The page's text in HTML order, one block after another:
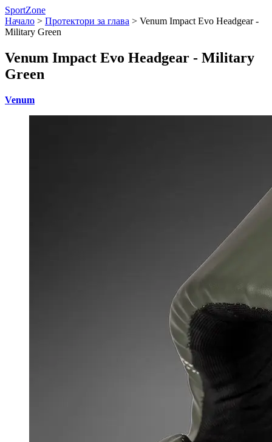
SportZone
Начало > Протектори за глава > Venum Impact Evo Headgear -
Military Green
Venum Impact Evo Headgear - Military
Green
Venum